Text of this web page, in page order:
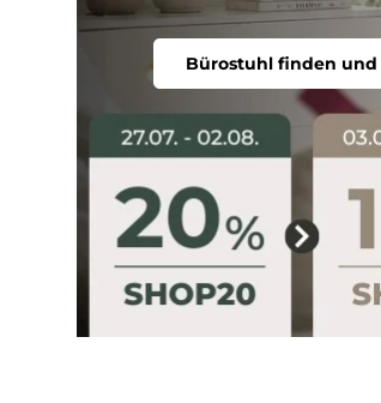
Bürostuhl finden